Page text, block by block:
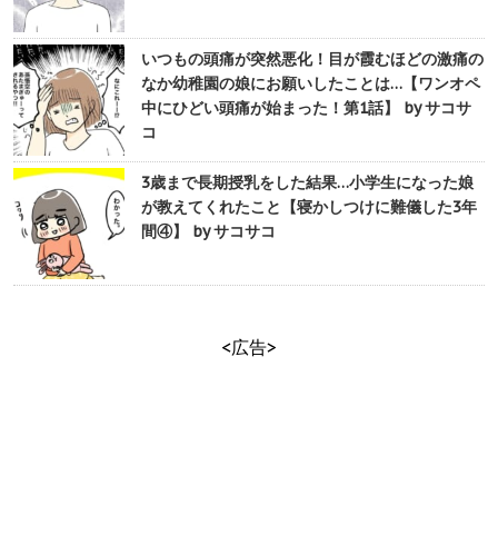
いつもの頭痛が突然悪化！目が霞むほどの激痛の
なか幼稚園の娘にお願いしたことは…【ワンオペ
中にひどい頭痛が始まった！第1話】 by サコサ
コ
3歳まで長期授乳をした結果…小学生になった娘
が教えてくれたこと【寝かしつけに難儀した3年
間④】 by サコサコ
<広告>